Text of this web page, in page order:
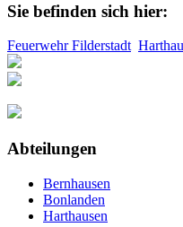
Sie befinden sich hier:
Feuerwehr Filderstadt
Abteilungen
Bernhausen
Bonlanden
Harthausen